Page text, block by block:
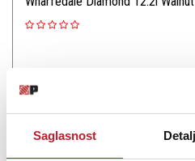
Saglasnost
Wharfedale Diamond 12.2i su
ujedno najveći model na stalcima u
lansiranoj početkom 2026. godine.